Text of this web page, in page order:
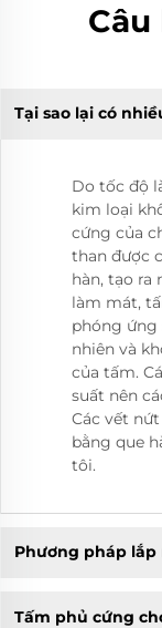
Tại sao lại có
Do tốc độ
kim loại
cứng của
than được
hàn, tạo ra
làm mát,
phóng ứng
nhiên và
của tấm.
suất nên
Các vết
bằng que
tôi.
Phương pháp
Tấm phủ cứng